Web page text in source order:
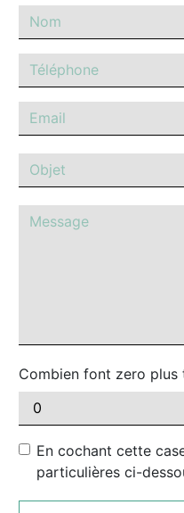
Combien font zero plus
En cochant cette
particulières ci-